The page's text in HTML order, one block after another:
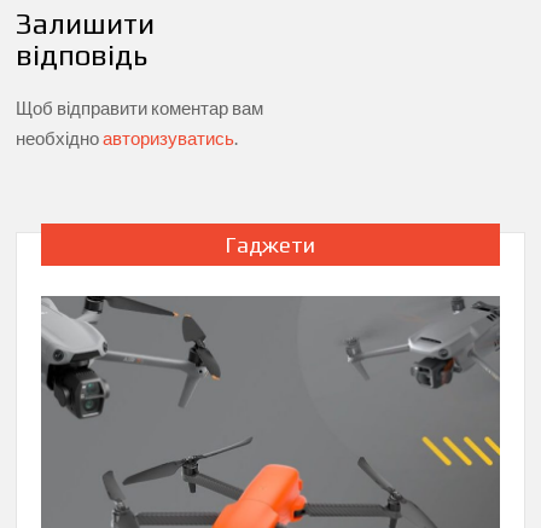
Залишити
відповідь
Щоб відправити коментар вам
необхідноавторизуватись.
Гаджети